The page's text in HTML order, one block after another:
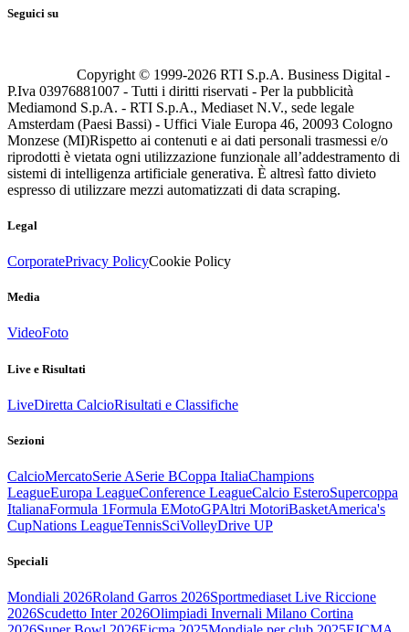
Seguici su
Copyright © 1999-2026 RTI S.p.A. Business Digital -
P.Iva 03976881007 - Tutti i diritti riservati - Per la pubblicità
Mediamond S.p.A. - RTI S.p.A., Mediaset N.V., sede legale
Amsterdam (Paesi Bassi) - Uffici Viale Europa 46, 20093 Cologno
Monzese (MI)Rispetto ai contenuti e ai dati personali trasmessi e/o
riprodotti è vietata ogni utilizzazione funzionale all’addestramento di
sistemi di intelligenza artificiale generativa. È altresì fatto divieto
espresso di utilizzare mezzi automatizzati di data scraping.
Legal
CorporatePrivacy PolicyCookie Policy
Media
VideoFoto
Live e Risultati
LiveDiretta CalcioRisultati e Classifiche
Sezioni
CalcioMercatoSerie ASerie BCoppa ItaliaChampions
LeagueEuropa LeagueConference LeagueCalcio EsteroSupercoppa
ItalianaFormula 1Formula EMotoGPAltri MotoriBasketAmerica's
CupNations LeagueTennisSciVolleyDrive UP
Speciali
Mondiali 2026Roland Garros 2026Sportmediaset Live Riccione
2026Scudetto Inter 2026Olimpiadi Invernali Milano Cortina